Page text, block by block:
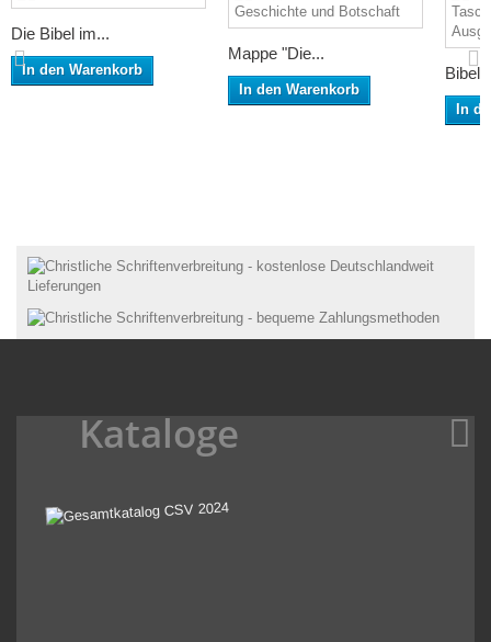
Die Bibel im...
In den Warenkorb
Mappe "Die...
In den Warenkorb
In
Kataloge